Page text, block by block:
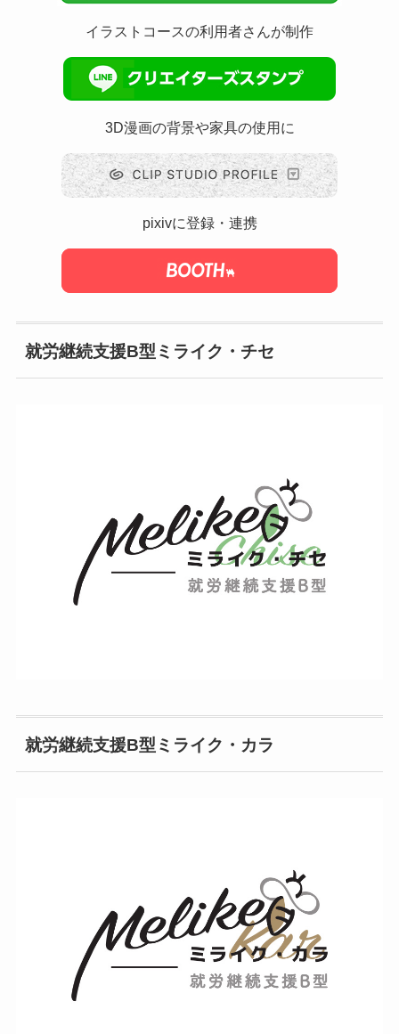
イラストコースの利用者さんが制作
3D漫画の背景や家具の使用に
pixivに登録・連携
就労継続支援B型ミライク・チセ
就労継続支援B型ミライク・カラ